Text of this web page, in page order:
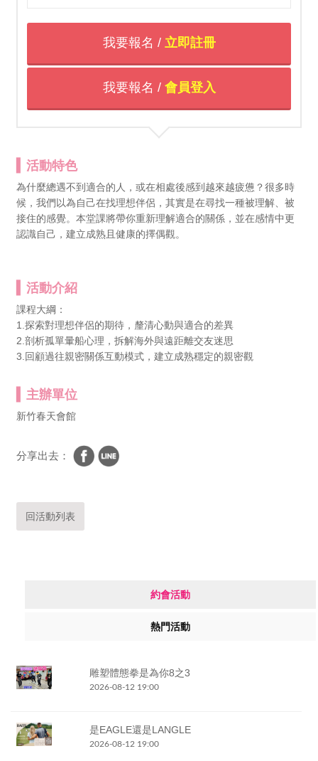
我要報名 / 立即註冊
我要報名 / 會員登入
活動特色
為什麼總遇不到適合的人，或在相處後感到越來越疲憊？很多時
候，我們以為自己在找理想伴侶，其實是在尋找一種被理解、被
接住的感覺。本堂課將帶你重新理解適合的關係，並在感情中更
認識自己，建立成熟且健康的擇偶觀。
活動介紹
課程大綱：
1.探索對理想伴侶的期待，釐清心動與適合的差異
2.剖析孤單暈船心理，拆解海外與遠距離交友迷思
3.回顧過往親密關係互動模式，建立成熟穩定的親密觀
主辦單位
新竹春天會館
分享出去：
回活動列表
約會活動
熱門活動
雕塑體態拳是為你8之3
2026-08-12 19:00
是EAGLE還是LANGLE
2026-08-12 19:00